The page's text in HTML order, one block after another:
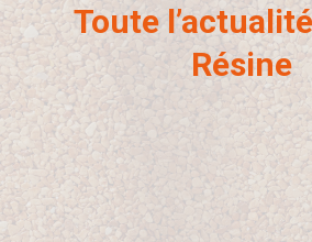
Toute
Résine